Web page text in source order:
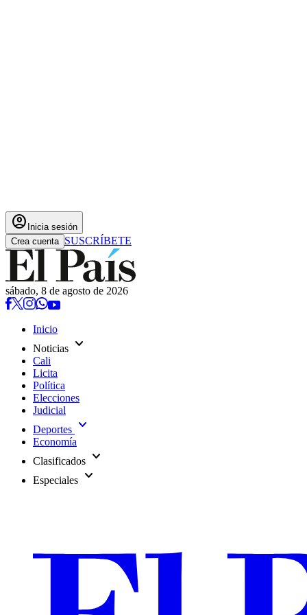
account_circle Inicia sesión
Crea cuenta SUSCRÍBETE
sábado, 8 de agosto de 2026
Inicio
Noticias expand_more
Cali
Licita
Política
Elecciones
Judicial
Deportes expand_more
Economía
Clasificados expand_more
Especiales expand_more